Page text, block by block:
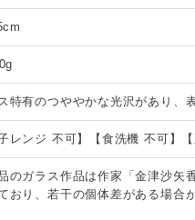
特有のつややかな光沢があり、
子レンジ 不可】【食洗機 不可】
のガラス作品は作家「金津沙矢
おり、若干の個体差がある場合